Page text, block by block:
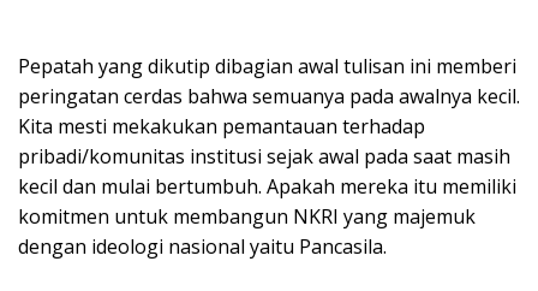
Pepatah yang dikutip dibagian awal tulisan ini memberi
peringatan cerdas bahwa semuanya pada awalnya kecil.
Kita mesti mekakukan pemantauan terhadap
pribadi/komunitas institusi sejak awal pada saat masih
kecil dan mulai bertumbuh. Apakah mereka itu memiliki
komitmen untuk membangun NKRI yang majemuk
dengan ideologi nasional yaitu Pancasila.